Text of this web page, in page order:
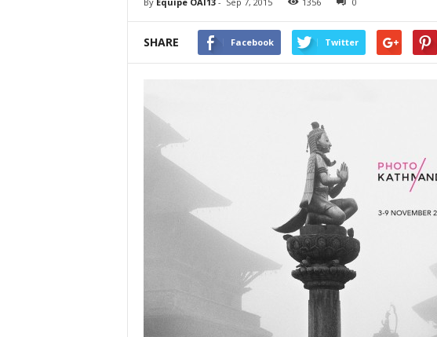
SHARE Facebook Twitter